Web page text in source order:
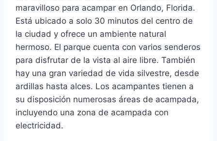
maravilloso para acampar en Orlando, Florida.
Está ubicado a solo 30 minutos del centro de
la ciudad y ofrece un ambiente natural
hermoso. El parque cuenta con varios senderos
para disfrutar de la vista al aire libre. También
hay una gran variedad de vida silvestre, desde
ardillas hasta alces. Los acampantes tienen a
su disposición numerosas áreas de acampada,
incluyendo una zona de acampada con
electricidad.